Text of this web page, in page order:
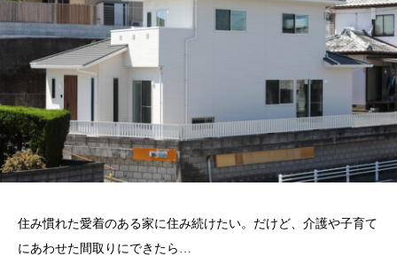
住み慣れた愛着のある家に住み続けたい。だけど、介護や子育て
にあわせた間取りにできたら…